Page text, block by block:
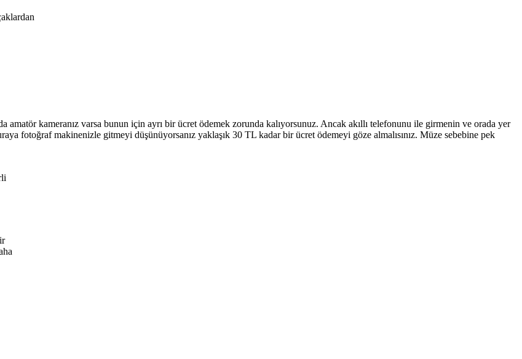
amatör kameranız varsa bunun için ayrı bir ücret ödemek zorunda kalıyorsunuz. Ancak akıllı telefonunu ile girmenin ve orada yer
fotoğraf makinenizle gitmeyi düşünüyorsanız yaklaşık 30 TL kadar bir ücret ödemeyi göze almalısınız. Müze sebebine pek